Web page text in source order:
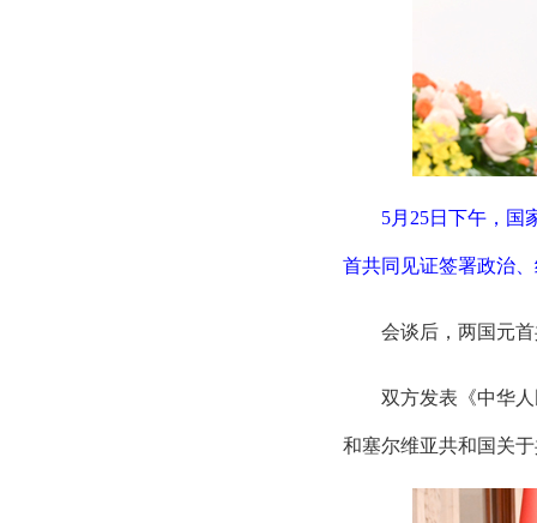
5月25日下午，国
首共同见证签署政治
会谈后，两国元
双方发表《中华
和塞尔维亚共和国关